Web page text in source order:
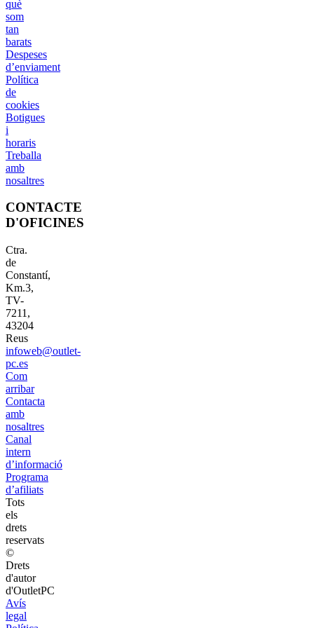
què
som
tan
barats
Despeses
d’enviament
Política
de
cookies
Botigues
i
horaris
Treballa
amb
nosaltres
CONTACTE
D'OFICINES
Ctra.
de
Constantí,
Km.3,
TV-
7211,
43204
Reus
infoweb@outlet-
pc.es
Com
arribar
Contacta
amb
nosaltres
Canal
intern
d’informació
Programa
d’afiliats
Tots
els
drets
reservats
©
Drets
d'autor
d'OutletPC
Avís
legal